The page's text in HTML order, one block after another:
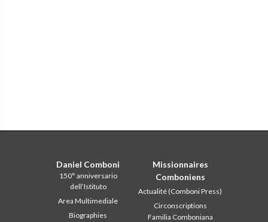
Daniel Comboni
150° anniversario
dell’Istituto
Area Multimediale
Biographies
Missionnaires
Comboniens
Actualité (Comboni Press)
Circonscriptions
Familia Comboniana